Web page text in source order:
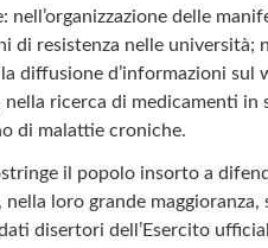
delle
resistenza nelle università;
diffusione d’informazioni sul
ricerca di medicamenti in
di malattie croniche.
il popolo insorto a
nella loro grande
disertori dell’Esercito